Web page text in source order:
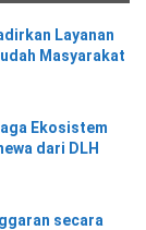
Layanan
Masyarakat
Ekosistem
dari DLH
secara